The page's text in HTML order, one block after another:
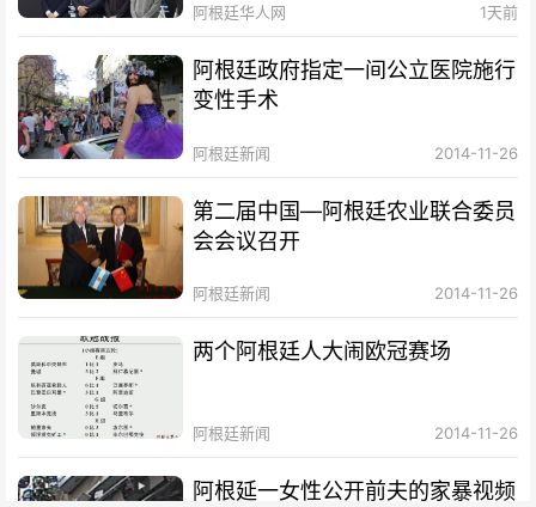
阿根廷华人网 1天前
阿根廷政府指定一间公立医院施行
变性手术
阿根廷新闻 2014-11-26
第二届中国—阿根廷农业联合委员
会会议召开
阿根廷新闻 2014-11-26
两个阿根廷人大闹欧冠赛场
阿根廷新闻 2014-11-26
阿根延一女性公开前夫的家暴视频